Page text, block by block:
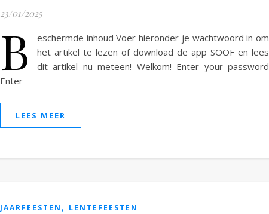
23/01/2025
B
eschermde inhoud Voer hieronder je wachtwoord in om
het artikel te lezen of download de app SOOF en lees
dit artikel nu meteen! Welkom! Enter your password
Enter
LEES MEER
JAARFEESTEN , LENTEFEESTEN